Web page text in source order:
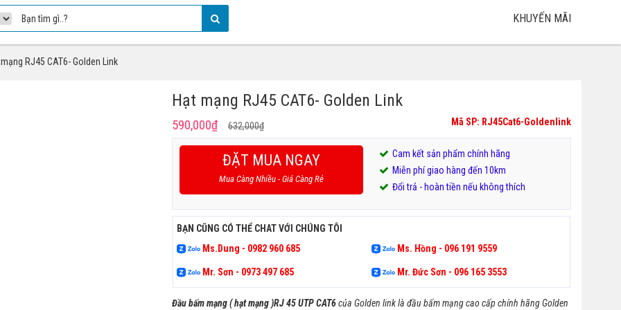
KHUYẾN MÃI
mạng RJ45 CAT6- Golden Link
Hạt mạng RJ45 CAT6- Golden Link
632,000₫Giá
gốc
là:
632,000₫.
590,000₫
Giá
hiện
tại
là:
Mã SP: RJ45Cat6-Goldenlink
ĐẶT MUA NGAY
Mua Càng Nhiều - Giá Càng Rẻ
Cam kết sản phẩm chính hãng
Miễn phí giao hàng đến 10km
Đổi trả - hoàn tiền nếu không thích
BẠN CŨNG CÓ THỂ CHAT VỚI CHÚNG TÔI
Ms.Dung - 0982 960 685
Ms. Hồng - 096 191 9559
Mr. Sơn - 0973 497 685 Mr. Đức Sơn - 096 165 3553
Đầu bấm mạng ( hạt mạng )RJ 45 UTP CAT6của Golden link là đầu bấm mạng cao cấp chính hãng Golden